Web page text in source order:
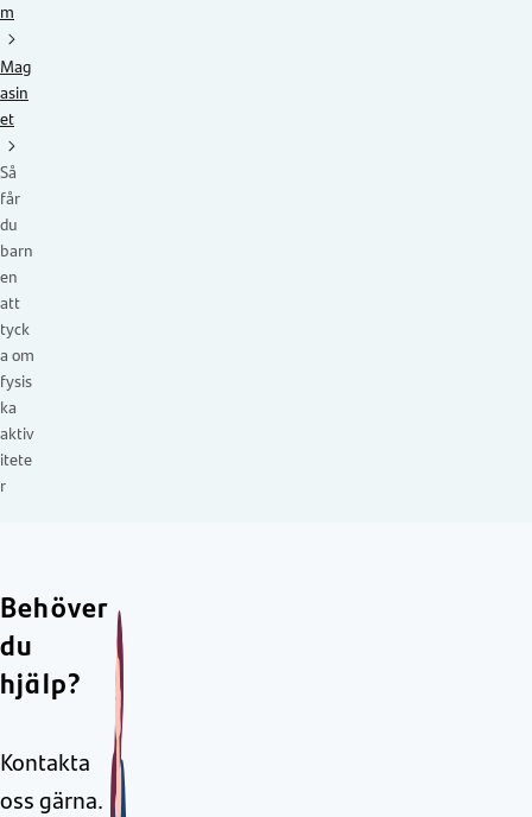
m
Mag
asin
et
Så
får
du
barn
en
att
tyck
a om
fysis
ka
aktiv
itete
r
Behöver
du
hjälp?
Kontakta
oss gärna.